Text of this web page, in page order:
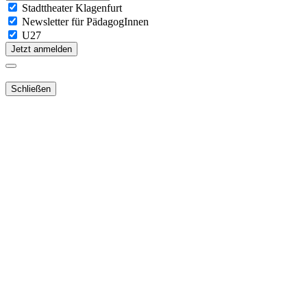
Stadttheater Klagenfurt
Newsletter für PädagogInnen
U27
Jetzt anmelden
Schließen